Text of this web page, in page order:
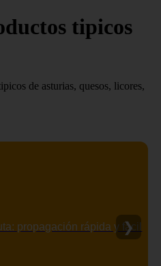
tipicos
de asturias, quesos, licores,
propagación rápida y fácil
❯